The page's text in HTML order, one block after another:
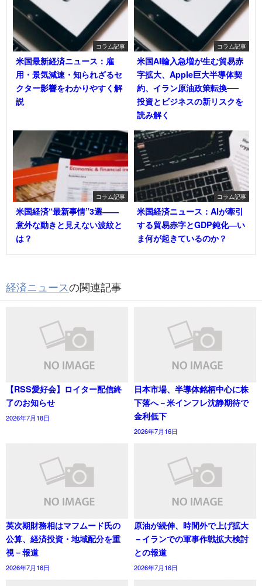
コラム記事
米国最新経済ニュース：雇
用・景気減速・知られざるセ
クター影響をわかりやすく解
説
コラム記事
米国AI輸入急増が生む貿易赤
字拡大、Apple巨大半導体契
約、イラン原油政策転換──
投資とビジネスの新リスクを
読み解く
コラム記事
米国経済“最新事情”3選――
意外な動きと見えない波紋と
は？
コラム記事
米国経済ニュース：AIが牽引
する貿易赤字とGDP鈍化―い
ま何が起きているのか？
経済ニュースの関連記事
【RSS愛好会】ロイター配信終
了のお知らせ
2026年7月18日
日本市場、半導体銘柄中心に株
下落へ－米インフレ沈静期待で
金利低下
2026年7月16日
英次期財務相はマフムード氏の
公算、経済投資・地域配分を重
視－報道
2026年7月16日
原油が続伸、時間外で上げ拡大
－イランでの軍事作戦拡大検討
との報道
2026年7月16日